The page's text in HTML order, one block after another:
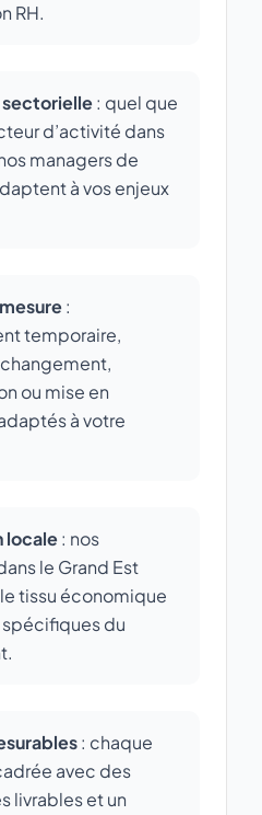
RH.
sectorielle: quel que
d’activité dans
managers de
à vos enjeux
:
temporaire,
ou mise en
à votre
locale: nos
le Grand Est
tissu économique
spécifiques du
: chaque
avec des
livrables et un